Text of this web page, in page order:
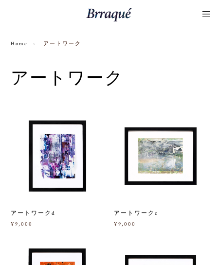
Home アートワーク
アートワーク
アートワークd
¥9,000
アートワークc
¥9,000